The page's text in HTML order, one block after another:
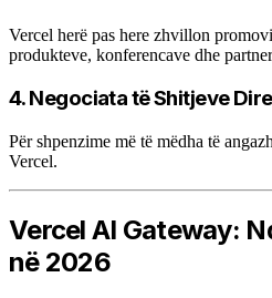
Vercel herë pas here zhvillon
produkteve, konferencave dhe
4. Negociata të Shitjeve
Për shpenzime më të mëdha të
Vercel.
Vercel AI Gateway:
në 2026